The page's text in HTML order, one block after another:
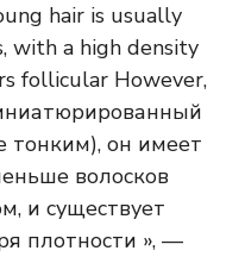
hair is usually
with a high density
follicular However,
тонким), он имеет
волосков
и существует
плотности », —